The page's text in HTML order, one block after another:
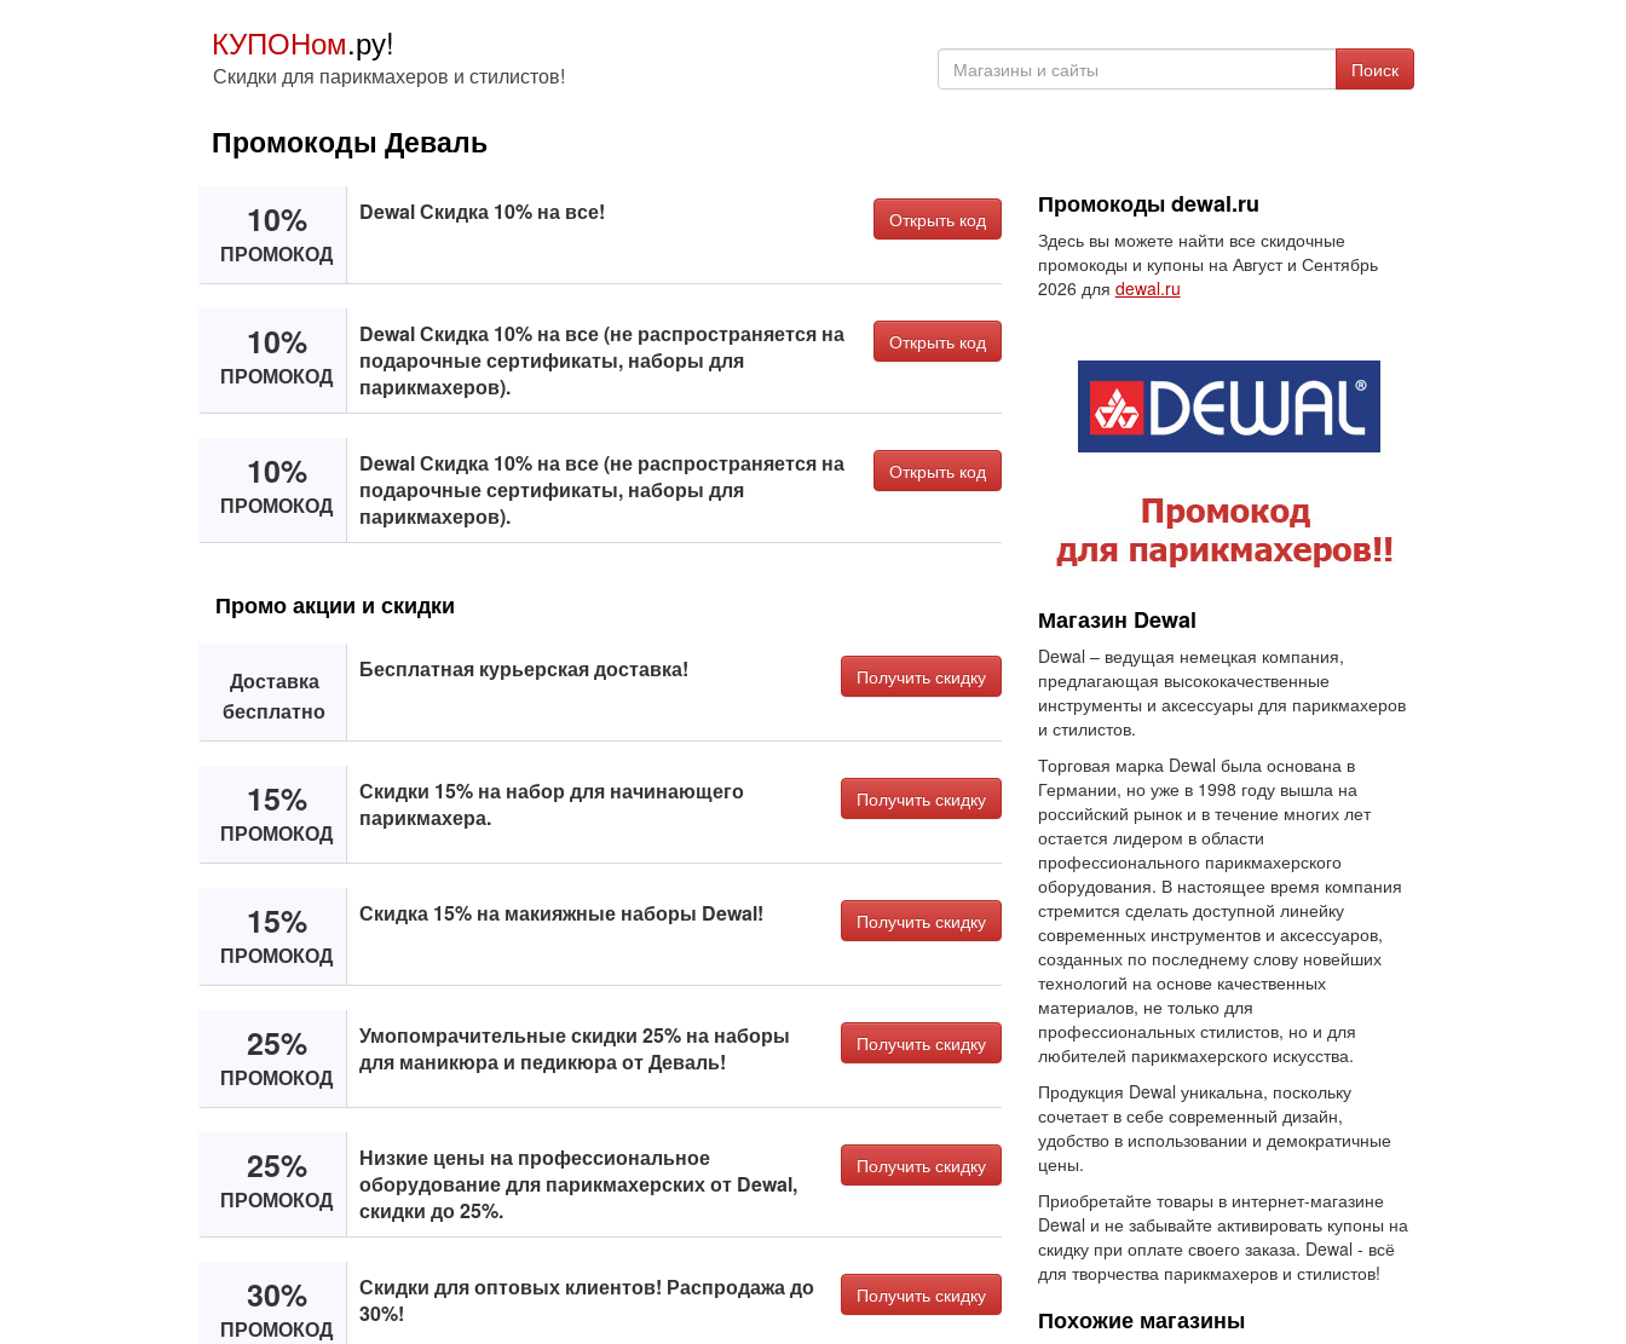
КУПОНом.ру!
Скидки для парикмахеров и стилистов! Поиск
Промокоды Деваль
10%
ПРОМОКОД
Dewal Скидка 10% на все! Открыть код
10%
ПРОМОКОД
Dewal Скидка 10% на все (не распространяется на
подарочные сертификаты, наборы для
парикмахеров).
Открыть код
10%
ПРОМОКОД
Dewal Скидка 10% на все (не распространяется на
подарочные сертификаты, наборы для
парикмахеров).
Открыть код
Промо акции и скидки
Доставка
бесплатно
Бесплатная курьерская доставка! Получить скидку
15%
ПРОМОКОД
Скидки 15% на набор для начинающего
парикмахера.
Получить скидку
15%
ПРОМОКОД
Скидка 15% на макияжные наборы Dewal! Получить скидку
25%
ПРОМОКОД
Умопомрачительные скидки 25% на наборы
для маникюра и педикюра от Деваль!
Получить скидку
25%
ПРОМОКОД
Низкие цены на профессиональное
оборудование для парикмахерских от Dewal,
скидки до 25%.
Получить скидку
30%
ПРОМОКОД
Скидки для оптовых клиентов! Распродажа до
30%!
Получить скидку
Промокоды dewal.ru
Здесь вы можете найти все скидочные
промокоды и купоны на Август и Сентябрь
2026 для dewal.ru
Магазин Dewal
Dewal – ведущая немецкая компания,
предлагающая высококачественные
инструменты и аксессуары для парикмахеров
и стилистов.
Торговая марка Dewal была основана в
Германии, но уже в 1998 году вышла на
российский рынок и в течение многих лет
остается лидером в области
профессионального парикмахерского
оборудования. В настоящее время компания
стремится сделать доступной линейку
современных инструментов и аксессуаров,
созданных по последнему слову новейших
технологий на основе качественных
материалов, не только для
профессиональных стилистов, но и для
любителей парикмахерского искусства.
Продукция Dewal уникальна, поскольку
сочетает в себе современный дизайн,
удобство в использовании и демократичные
цены.
Приобретайте товары в интернет-магазине
Dewal и не забывайте активировать купоны на
скидку при оплате своего заказа. Dewal - всё
для творчества парикмахеров и стилистов!
Похожие магазины